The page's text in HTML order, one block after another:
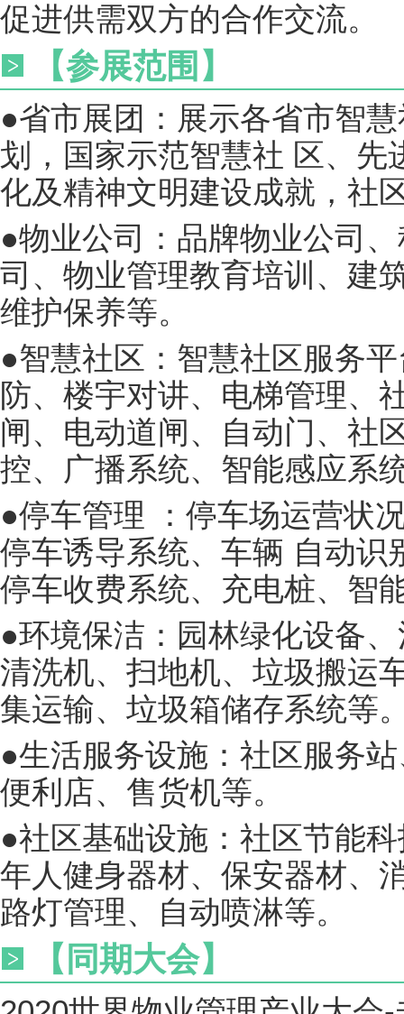
促进供需双方的合作交流。
【参展范围】
●省市展团：展示各省市智
划，国家示范智慧社 区、先
化及精神文明建设成就，社
●物业公司：品牌物业公司
司、物业管理教育培训、建
维护保养等。
●智慧社区：智慧社区服务
防、楼宇对讲、电梯管理、
闸、电动道闸、自动门、社
控、广播系统、智能感应系
●停车管理 ：停车场运营状
停车诱导系统、车辆 自动识
停车收费系统、充电桩、智
●环境保洁：园林绿化设备
清洗机、扫地机、垃圾搬运
集运输、垃圾箱储存系统等
●生活服务设施：社区服务
便利店、售货机等。
●社区基础设施：社区节能
年人健身器材、保安器材、
路灯管理、自动喷淋等。
【同期大会】